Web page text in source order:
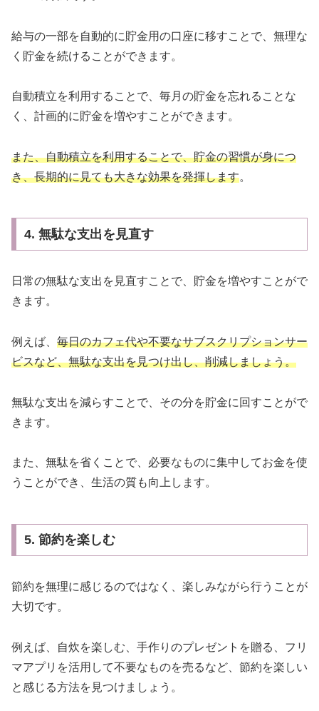
給与の一部を自動的に貯金用の口座に移すことで、無理な
く貯金を続けることができます。
自動積立を利用することで、毎月の貯金を忘れることな
く、計画的に貯金を増やすことができます。
また、自動積立を利用することで、貯金の習慣が身につ
き、長期的に見ても大きな効果を発揮します。
4. 無駄な支出を見直す
日常の無駄な支出を見直すことで、貯金を増やすことがで
きます。
例えば、 毎日のカフェ代や不要なサブスクリプションサー
ビスなど、無駄な支出を見つけ出し、削減しましょう。
無駄な支出を減らすことで、その分を貯金に回すことがで
きます。
また、無駄を省くことで、必要なものに集中してお金を使
うことができ、生活の質も向上します。
5. 節約を楽しむ
節約を無理に感じるのではなく、楽しみながら行うことが
大切です。
例えば、自炊を楽しむ、手作りのプレゼントを贈る、フリ
マアプリを活用して不要なものを売るなど、節約を楽しい
と感じる方法を見つけましょう。